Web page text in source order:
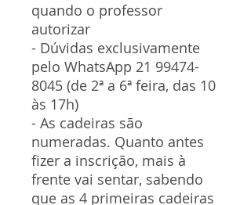
quando o professor
autorizar
- Dúvidas exclusivamente
pelo WhatsApp 21 99474-
8045 (de 2ª a 6ª feira, das 10
às 17h)
- As cadeiras são
numeradas. Quanto antes
fizer a inscrição, mais à
frente vai sentar, sabendo
que as 4 primeiras cadeiras